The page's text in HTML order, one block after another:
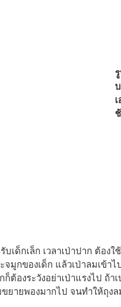
บเด็กเล็ก เวลาเป่าปาก ต้องใ
จมูกของเด็ก แล้วเป่าลมเข้า
ก็ต้องระวังอย่าเป่าแรงไป ถ้า
ยายพองมากไป จนทำให้ถุง